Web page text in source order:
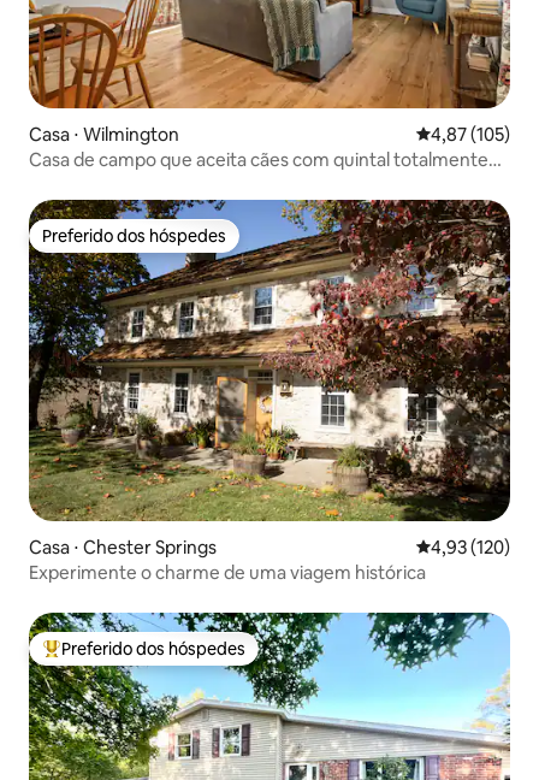
Casa ⋅ Wilmington 4,87 de uma
4,87 (105)
Casa de campo que aceita cães com quintal totalmente
Preferido dos hóspedes
Preferido dos hóspedes
Casa ⋅ Chester Springs 4,93 de uma
4,93 (120)
Experimente o charme de uma viagem histórica
Entre os melhores preferidos dos hóspedes
Preferido dos hóspedes